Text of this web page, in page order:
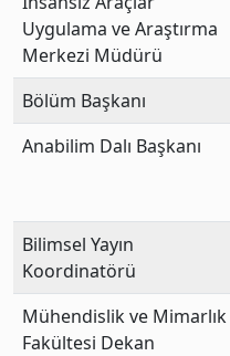
Uygulama ve Araştırma
Merkezi Müdürü
Bölüm Başkanı
Anabilim Dalı Başkanı
Bilimsel Yayın
Koordinatörü
Mühendislik ve Mimarlık
Fakültesi Dekan